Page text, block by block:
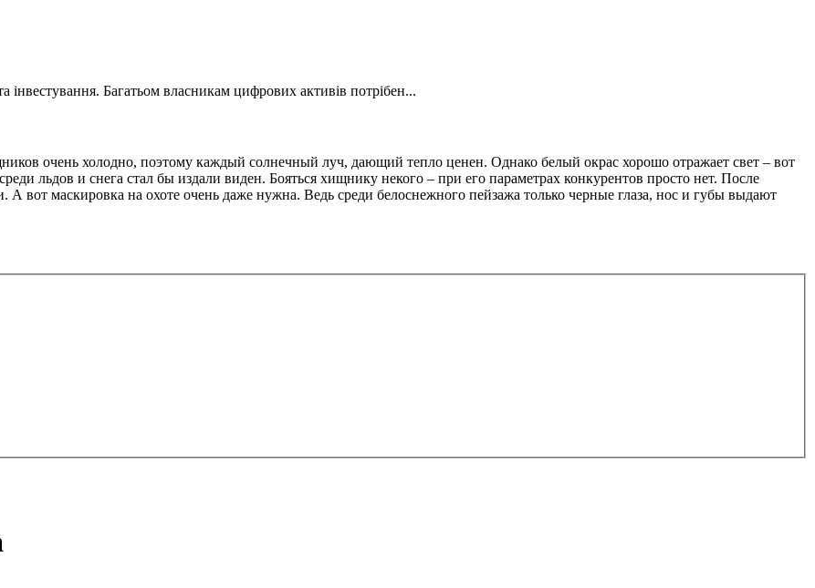
Багатьом власникам цифрових активів потрібен...
очень холодно, поэтому каждый солнечный луч, дающий тепло ценен. Однако белый окрас хорошо отражает свет – вот
льдов и снега стал бы издали виден. Бояться хищнику некого – при его параметрах конкурентов просто нет. После
А вот маскировка на охоте очень даже нужна. Ведь среди белоснежного пейзажа только черные глаза, нос и губы выдают